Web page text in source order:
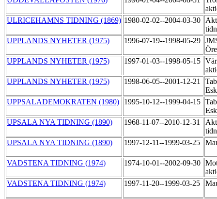
ULRICEHAMNS TIDNING (1869) 1980-02-02--2004-03-30
UPPLANDS NYHETER (1975)
1996-07-19--1998-05-29
UPPLANDS NYHETER (1975)
1997-01-03--1998-05-15
UPPLANDS NYHETER (1975)
1998-06-05--2001-12-21
UPPSALADEMOKRATEN (1980)
1995-10-12--1999-04-15
UPSALA NYA TIDNING (1890)
1968-11-07--2010-12-31
UPSALA NYA TIDNING (1890)
1997-12-11--1999-03-25
VADSTENA TIDNING (1974) 1974-10-01--2002-09-30
VADSTENA TIDNING (1974)
1997-11-20--1999-03-25